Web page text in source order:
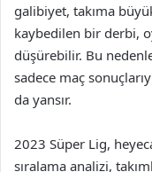
galibiyet, takıma
kaybedilen bir derbi,
düşürebilir. Bu
sadece maç
da yansır.
2023 Süper Lig,
sıralama analizi,